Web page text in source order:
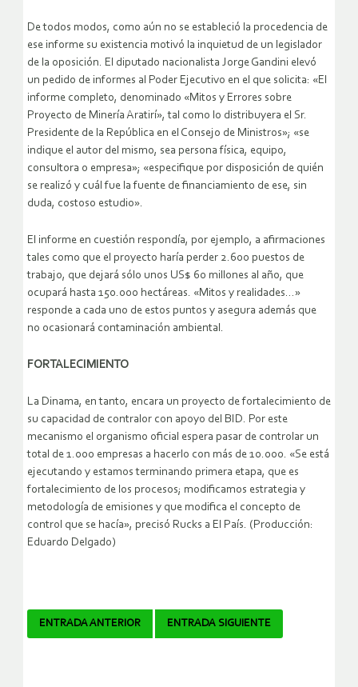
De todos modos, como aún no se estableció la procedencia de
ese informe su existencia motivó la inquietud de un legislador
de la oposición. El diputado nacionalista Jorge Gandini elevó
un pedido de informes al Poder Ejecutivo en el que solicita: «El
informe completo, denominado «Mitos y Errores sobre
Proyecto de Minería Aratirí», tal como lo distribuyera el Sr.
Presidente de la República en el Consejo de Ministros»; «se
indique el autor del mismo, sea persona física, equipo,
consultora o empresa»; «especifique por disposición de quién
se realizó y cuál fue la fuente de financiamiento de ese, sin
duda, costoso estudio».
El informe en cuestión respondía, por ejemplo, a afirmaciones
tales como que el proyecto haría perder 2.600 puestos de
trabajo, que dejará sólo unos US$ 60 millones al año, que
ocupará hasta 150.000 hectáreas. «Mitos y realidades…»
responde a cada uno de estos puntos y asegura además que
no ocasionará contaminación ambiental.
FORTALECIMIENTO
La Dinama, en tanto, encara un proyecto de fortalecimiento de
su capacidad de contralor con apoyo del BID. Por este
mecanismo el organismo oficial espera pasar de controlar un
total de 1.000 empresas a hacerlo con más de 10.000. «Se está
ejecutando y estamos terminando primera etapa, que es
fortalecimiento de los procesos; modificamos estrategia y
metodología de emisiones y que modifica el concepto de
control que se hacía», precisó Rucks a El País. (Producción:
Eduardo Delgado)
Navegador
ENTRADA ANTERIOR ENTRADA SIGUIENTE